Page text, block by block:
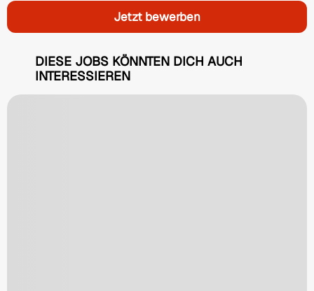
Jetzt bewerben
DIESE JOBS KÖNNTEN DICH AUCH
INTERESSIEREN